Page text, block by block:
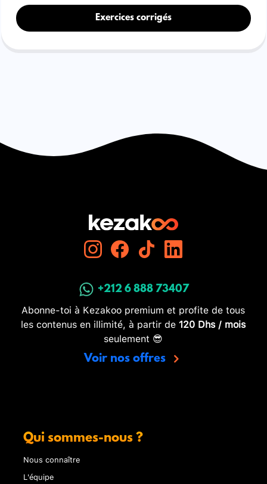
Exercices corrigés
+212 6 888 73407
Abonne-toi à Kezakoo premium et profite de tous
les contenus en illimité, à partir de 120 Dhs / mois
seulement 😎
Voir nos offres
Qui sommes-nous ?
Nous connaître
L'équipe